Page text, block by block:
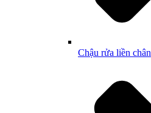
Chậu rửa liền chân